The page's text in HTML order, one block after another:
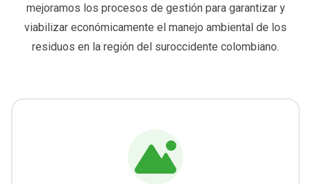
mejoramos los procesos de gestión para garantizar y
viabilizar económicamente el manejo ambiental de los
residuos en la región del suroccidente colombiano.